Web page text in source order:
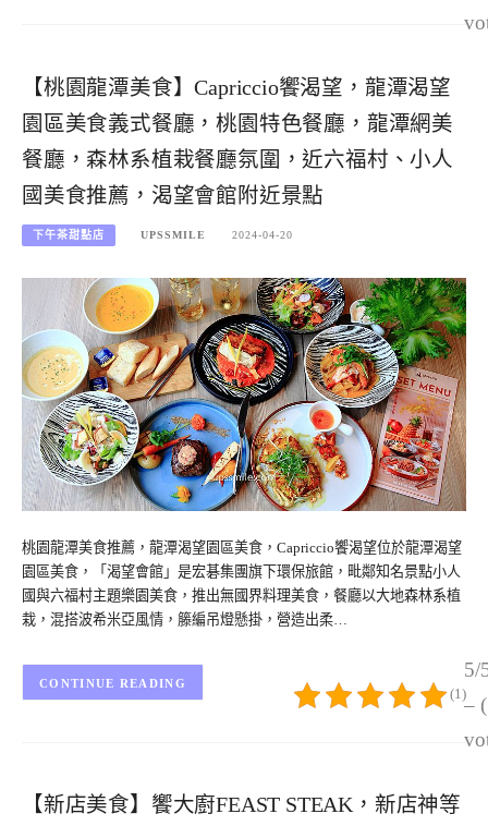
【桃園龍潭美食】Capriccio饗渴望，龍潭渴望
園區美食義式餐廳，桃園特色餐廳，龍潭網美
餐廳，森林系植栽餐廳氛圍，近六福村、小人
國美食推薦，渴望會館附近景點
下午茶甜點店 UPSSMILE 2024-04-20
桃園龍潭美食推薦，龍潭渴望園區美食，Capriccio饗渴望位於龍潭渴望
園區美食，「渴望會館」是宏碁集團旗下環保旅館，毗鄰知名景點小人
國與六福村主題樂園美食，推出無國界料理美食，餐廳以大地森林系植
栽，混搭波希米亞風情，籐編吊燈懸掛，營造出柔…
5/
–
(1)
CONTINUE READING
【新店美食】饗大廚FEAST STEAK，新店神等